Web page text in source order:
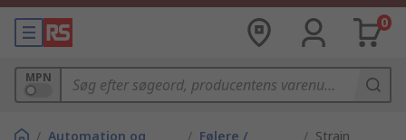
0
MPN
/ Automation og
/ Følere /
/ Strain